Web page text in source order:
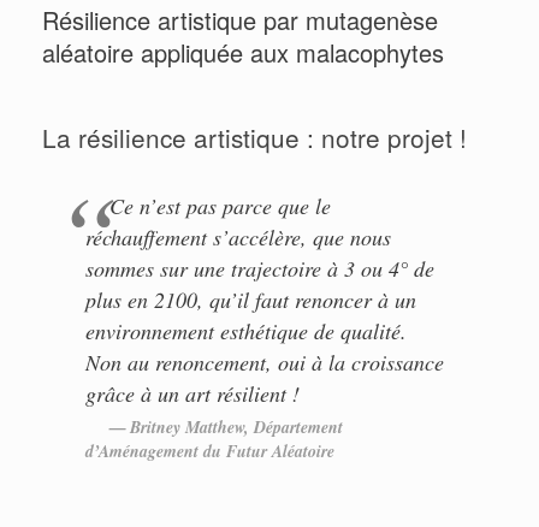
Résilience artistique par mutagenèse
aléatoire appliquée aux malacophytes
La résilience artistique : notre projet !
Ce n’est pas parce que le
réchauffement s’accélère, que nous
sommes sur une trajectoire à 3 ou 4° de
plus en 2100, qu’il faut renoncer à un
environnement esthétique de qualité.
Non au renoncement, oui à la croissance
grâce à un art résilient !
Britney Matthew, Département
d’Aménagement du Futur Aléatoire